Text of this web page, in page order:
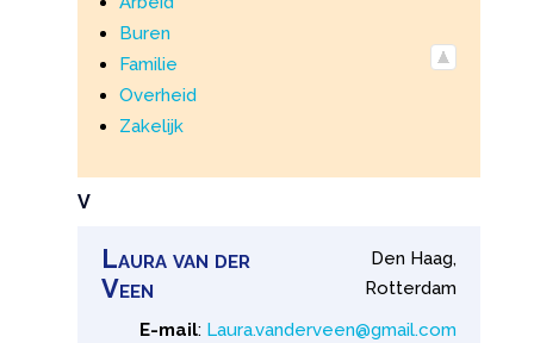
Buren
Familie
Overheid
Zakelijk
V
Laura van der
Veen
Den Haag,
Rotterdam
E-mail: Laura.vanderveen@gmail.com